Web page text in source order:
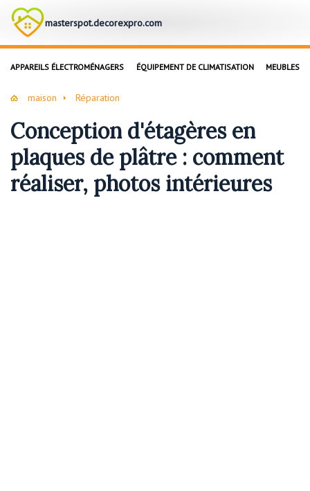
masterspot.decorexpro.com
APPAREILS ÉLECTROMÉNAGERS ÉQUIPEMENT DE CLIMATISATION MEUBLES
maison Réparation
Conception d'étagères en
plaques de plâtre : comment
réaliser, photos intérieures